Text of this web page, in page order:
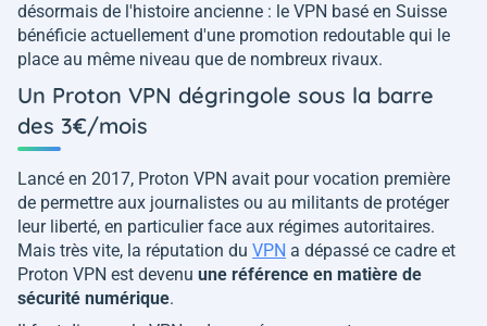
désormais de l'histoire ancienne : le VPN basé en Suisse
bénéficie actuellement d'une promotion redoutable qui le
place au même niveau que de nombreux rivaux.
Un Proton VPN dégringole sous la barre
des 3€/mois
Lancé en 2017, Proton VPN avait pour vocation première
de permettre aux journalistes ou au militants de protéger
leur liberté, en particulier face aux régimes autoritaires.
Mais très vite, la réputation du VPN a dépassé ce cadre et
Proton VPN est devenu une référence en matière de
sécurité numérique.